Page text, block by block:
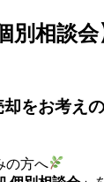
別相談会
をお考え
の方へ